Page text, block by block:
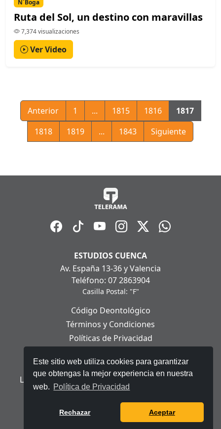
Este sitio web utiliza cookies para garantizar
que obtengas la mejor experiencia en nuestra
web. Política de Privacidad
Rechazar Aceptar
N´Boga
Ruta del Sol, un destino con maravillas
7,374 visualizaciones
Ver Video
Anterior 1 ... 1815 1816
1817
1818
1819 ... 1843 Siguiente
ESTUDIOS CUENCA
Av. España 13-36 y Valencia
Teléfono: 07 2863904
Casilla Postal: "F"
Código Deontológico
Términos y Condiciones
Políticas de Privacidad
Aviso Legal
Ley Orgánica de Protección de Datos Personales
© 2025 Telerama - Todos los derechos reservados.